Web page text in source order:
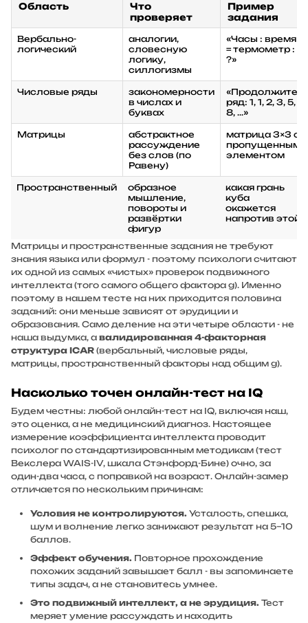
Область
Что
проверяет
Пример
задания
Вербально-
логический
аналогии,
словесную
логику,
силлогизмы
«Часы : время
= термометр :
?»
Числовые ряды
закономерности
в числах и
буквах
«Продолжите
ряд: 1, 1, 2, 3, 5,
8, ...»
Матрицы
абстрактное
рассуждение
без слов (по
Равену)
матрица 3×3 с
пропущенным
элементом
Пространственный
образное
мышление,
повороты и
развёртки
фигур
какая грань
куба
окажется
напротив этой
Матрицы и пространственные задания не требуют
знания языка или формул - поэтому психологи считают
их одной из самых «чистых» проверок подвижного
интеллекта (того самого общего фактора g). Именно
поэтому в нашем тесте на них приходится половина
заданий: они меньше зависят от эрудиции и
образования. Само деление на эти четыре области - не
наша выдумка, а валидированная 4-факторная
структура ICAR (вербальный, числовые ряды,
матрицы, пространственный факторы над общим g).
Насколько точен онлайн-тест на IQ
Будем честны: любой онлайн-тест на IQ, включая наш,
это оценка, а не медицинский диагноз. Настоящее
измерение коэффициента интеллекта проводит
психолог по стандартизированным методикам (тест
Векслера WAIS-IV, шкала Стэнфорд-Бине) очно, за
один-два часа, с поправкой на возраст. Онлайн-замер
отличается по нескольким причинам:
Условия не контролируются. Усталость, спешка,
шум и волнение легко занижают результат на 5–10
баллов.
Эффект обучения. Повторное прохождение
похожих заданий завышает балл - вы запоминаете
типы задач, а не становитесь умнее.
Это подвижный интеллект, а не эрудиция. Тест
меряет умение рассуждать и находить